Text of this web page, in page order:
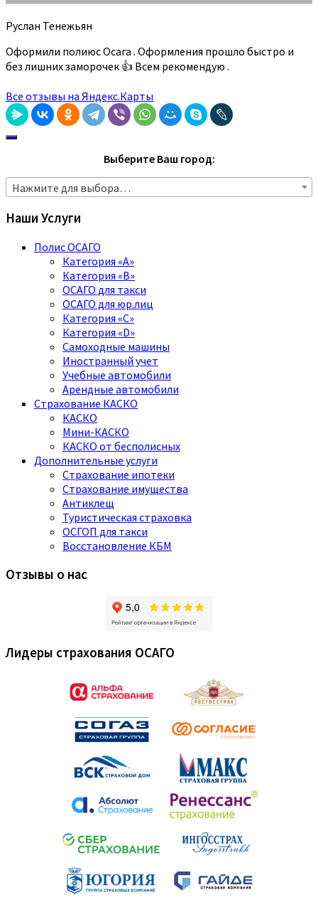
Руслан Тенежьян
Оформили полиюс Осага . Оформления прошло быстро и
без лишних заморочек 👍 Всем рекомендую .
Все отзывы на Яндекс.Карты
Выберите Ваш город:
Нажмите для выбора…
Наши Услуги
Полис ОСАГО
Категория «A»
Категория «B»
ОСАГО для такси
ОСАГО для юр.лиц
Категория «C»
Категория «D»
Самоходные машины
Иностранный учет
Учебные автомобили
Арендные автомобили
Страхование КАСКО
КАСКО
Мини-КАСКО
КАСКО от бесполисных
Дополнительные услуги
Страхование ипотеки
Страхование имущества
Антиклещ
Туристическая страховка
ОСГОП для такси
Восстановление КБМ
Отзывы о нас
Лидеры страхования ОСАГО